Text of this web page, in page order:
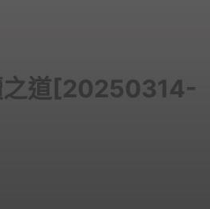
之道[20250314-